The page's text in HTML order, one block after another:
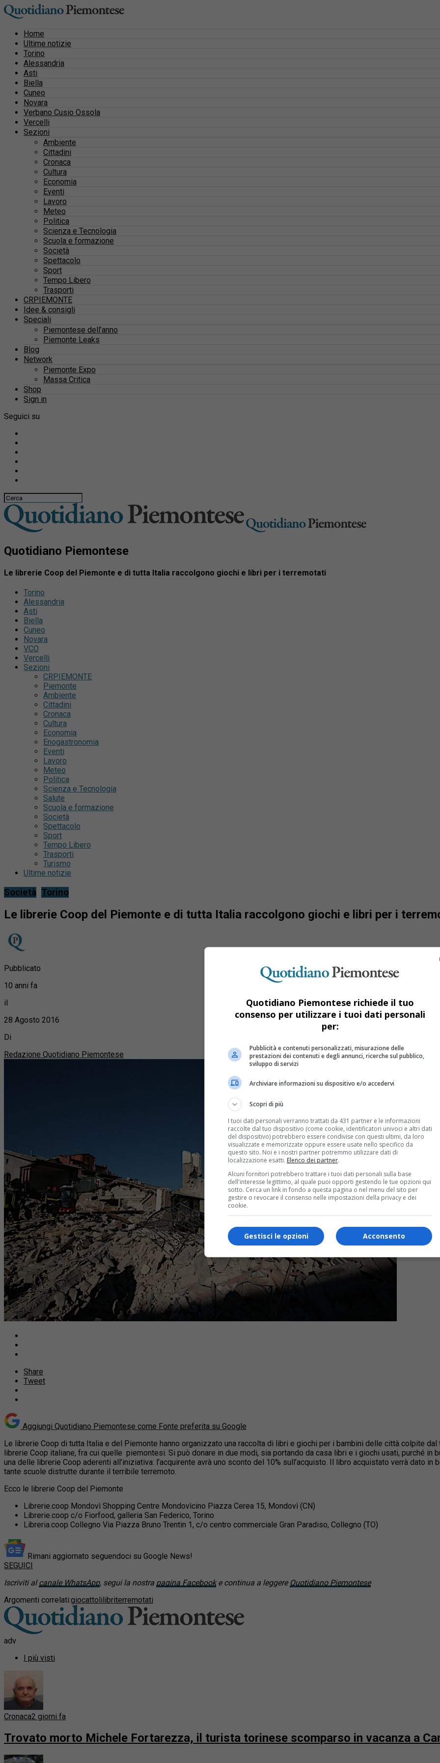
Home
Ultime notizie
Torino
Alessandria
Asti
Biella
Cuneo
Novara
Verbano Cusio Ossola
Vercelli
Sezioni
Ambiente
Cittadini
Cronaca
Cultura
Economia
Eventi
Lavoro
Meteo
Politica
Scienza e Tecnologia
Scuola e formazione
Società
Spettacolo
Sport
Tempo Libero
Trasporti
CRPIEMONTE
Idee & consigli
Speciali
Piemontese dell’anno
Piemonte Leaks
Blog
Network
Piemonte Expo
Massa Critica
Shop
Sign in
Seguici su
Quotidiano Piemontese
Le librerie Coop del Piemonte e di tutta Italia raccolgono giochi e libri per i terremotati
Torino
Alessandria
Asti
Biella
Cuneo
Novara
VCO
Vercelli
Sezioni
CRPIEMONTE
Piemonte
Ambiente
Cittadini
Cronaca
Cultura
Economia
Enogastronomia
Eventi
Lavoro
Meteo
Politica
Scienza e Tecnologia
Salute
Scuola e formazione
Società
Spettacolo
Sport
Tempo Libero
Trasporti
Turismo
Ultime notizie
Società Torino
Le librerie Coop del Piemonte e di tutta Italia raccolgono giochi e libri per i
Pubblicato
10 anni fa
il
28 Agosto 2016
Di
Redazione Quotidiano Piemontese
Share
Tweet
Aggiungi Quotidiano Piemontese come Fonte preferita su Google
Le librerie Coop di tutta Italia e del Piemonte hanno organizzato una raccolta di libri e giochi per i bambini delle città colpite
librerie Coop italiane, fra cui quelle piemontesi. Si può donare in due modi, sia portando da casa libri e i giochi usati, purché in
una delle librerie Coop aderenti all’iniziativa: l’acquirente avrà uno sconto del 10% sull’acquisto. Il libro acquistato verrà dato
tante scuole distrutte durante il terribile terremoto.
Ecco le librerie Coop del Piemonte
Librerie.coop Mondovì Shopping Centre Mondovìcino Piazza Cerea 15, Mondovì (CN)
Librerie.coop c/o Fiorfood, galleria San Federico, Torino
Libreria.coop Collegno Via Piazza Bruno Trentin 1, c/o centro commerciale Gran Paradiso, Collegno (TO)
Rimani aggiornato seguendoci su Google News!
SEGUICI
Iscriviti alcanale WhatsApp, segui la nostra pagina Facebooke continua a leggere Quotidiano Piemontese
Argomenti correlati:giocattolilibriterremotati
adv
I più visti
Cronaca2 giorni fa
Trovato morto Michele Fortarezza, il turista torinese scomparso in vacanza a
Quotidiano Piemontese richiede il tuo
consenso per utilizzare i tuoi dati personali
per:
Pubblicità e contenuti personalizzati, misurazione delle
prestazioni dei contenuti e degli annunci, ricerche sul pubblico,
sviluppo di servizi
Archiviare informazioni su dispositivo e/o accedervi
Scopri di più
I tuoi dati personali verranno trattati da 431 partner e le informazioni
raccolte dal tuo dispositivo (come cookie, identificatori univoci e altri dati
del dispositivo) potrebbero essere condivise con questi ultimi, da loro
visualizzate e memorizzate oppure essere usate nello specifico da
questo sito. Noi e i nostri partner potremmo utilizzare dati di
localizzazione esatti. Elenco dei partner.
Alcuni fornitori potrebbero trattare i tuoi dati personali sulla base
dell'interesse legittimo, al quale puoi opporti gestendo le tue opzioni qui
sotto. Cerca un link in fondo a questa pagina o nel menu del sito per
gestire o revocare il consenso nelle impostazioni della privacy e dei
cookie.
Acconsento
Gestisci le opzioni